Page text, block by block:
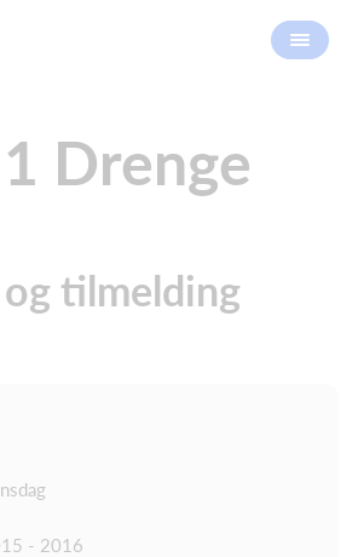
Drenge
tilmelding
- 2016